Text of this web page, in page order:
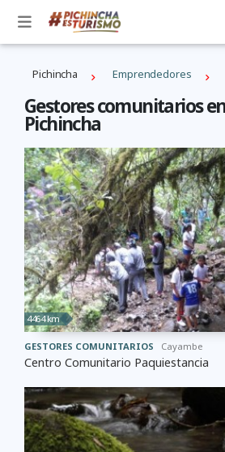
Pichincha Emprendedores
Gestores comunitarios
Pichincha
4464 km
GESTORES COMUNITARIOS Cayambe
Centro Comunitario Paquiestancia